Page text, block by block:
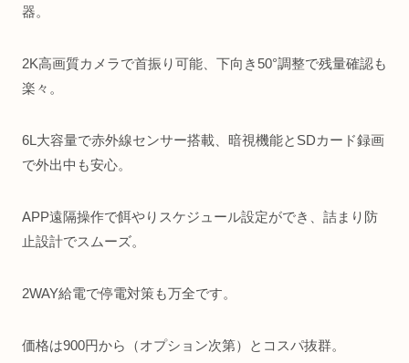
器。
2K高画質カメラで首振り可能、下向き50°調整で残量確認も
楽々。
6L大容量で赤外線センサー搭載、暗視機能とSDカード録画
で外出中も安心。
APP遠隔操作で餌やりスケジュール設定ができ、詰まり防
止設計でスムーズ。
2WAY給電で停電対策も万全です。
価格は900円から（オプション次第）とコスパ抜群。